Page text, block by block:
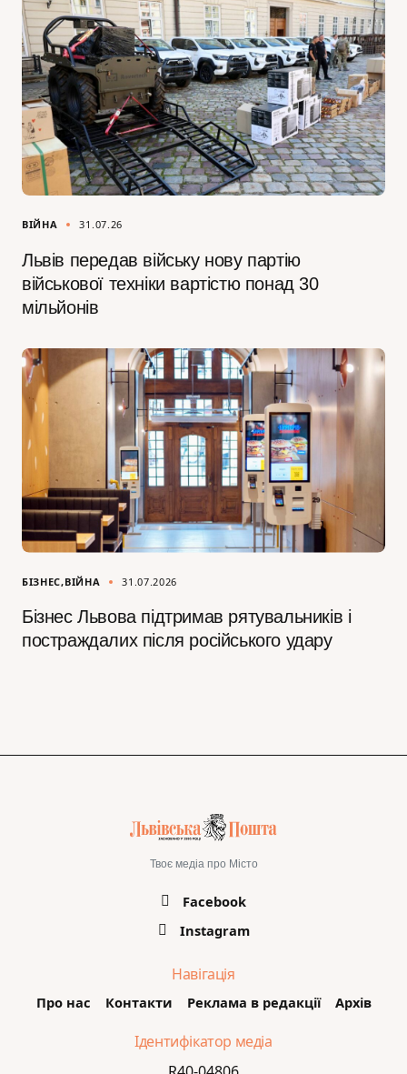
ВІЙНА 31.07.26
Львів передав війську нову партію
військової техніки вартістю понад 30
мільйонів
БІЗНЕС ВІЙНА 31.07.2026
Бізнес Львова підтримав рятувальників і
постраждалих після російського удару
Твоє медіа про Місто
Facebook
Instagram
Навігація
Про нас Контакти Реклама в редакції Архів
Ідентифікатор медіа